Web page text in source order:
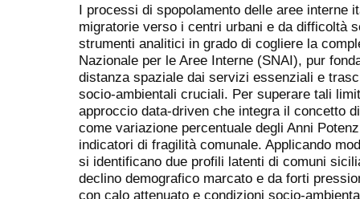
I processi di spopolamento delle aree interne
migratorie verso i centri urbani e da difficoltà
strumenti analitici in grado di cogliere la
Nazionale per le Aree Interne (SNAI), pur
distanza spaziale dai servizi essenziali e
socio-ambientali cruciali. Per superare tali
approccio data-driven che integra il concetto
come variazione percentuale degli Anni
indicatori di fragilità comunale. Applicando
si identificano due profili latenti di comuni
declino demografico marcato e da forti
con calo attenuato e condizioni socio-